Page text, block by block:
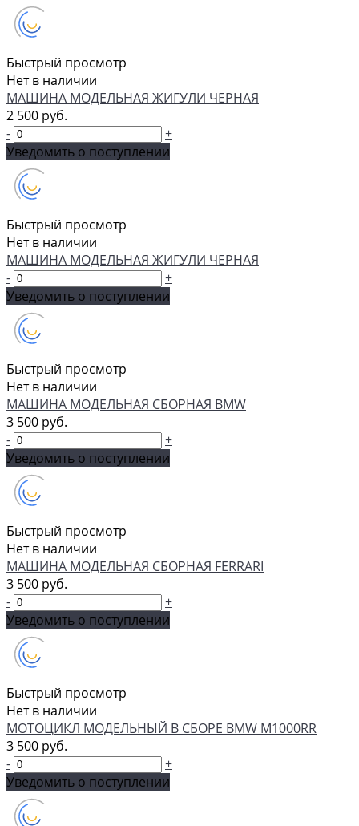
Быстрый просмотр
Нет в наличии
МАШИНА МОДЕЛЬНАЯ ЖИГУЛИ ЧЕРНАЯ
2 500 руб.
-
+
Уведомить о поступлении
Быстрый просмотр
Нет в наличии
МАШИНА МОДЕЛЬНАЯ ЖИГУЛИ ЧЕРНАЯ
-
+
Уведомить о поступлении
Быстрый просмотр
Нет в наличии
МАШИНА МОДЕЛЬНАЯ СБОРНАЯ BMW
3 500 руб.
-
+
Уведомить о поступлении
Быстрый просмотр
Нет в наличии
МАШИНА МОДЕЛЬНАЯ СБОРНАЯ FERRARI
3 500 руб.
-
+
Уведомить о поступлении
Быстрый просмотр
Нет в наличии
МОТОЦИКЛ МОДЕЛЬНЫЙ В СБОРЕ BMW M1000RR
3 500 руб.
-
+
Уведомить о поступлении